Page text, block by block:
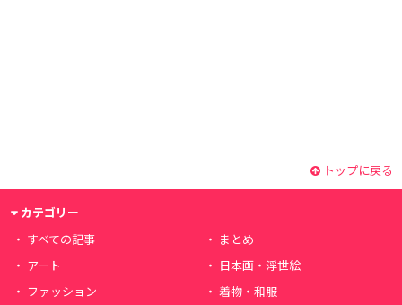
トップに戻る
カテゴリー
すべての記事
まとめ
アート
日本画・浮世絵
ファッション
着物・和服